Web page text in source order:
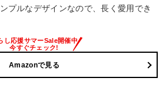
プルなデザインなので、長く愛用でき
Amazonで見る